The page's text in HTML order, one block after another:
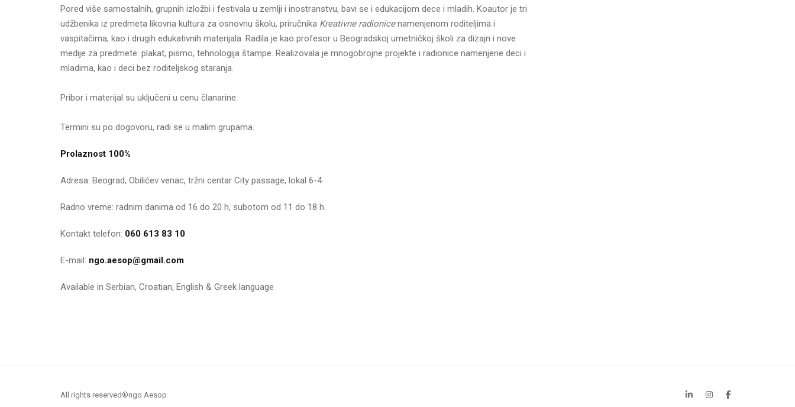
Pored više samostalnih, grupnih izložbi i festivala u zemlji i inostranstvu, bavi se i edukacijom dece i mladih. Koautor je tri
udžbenika iz predmeta likovna kultura za osnovnu školu, priručnika Kreativne radionicenamenjenom roditeljima i
vaspitačima, kao i drugih edukativnih materijala. Radila je kao profesor u Beogradskoj umetničkoj školi za dizajn i nove
medije za predmete: plakat, pismo, tehnologija štampe. Realizovala je mnogobrojne projekte i radionice namenjene deci i
mladima, kao i deci bez roditeljskog staranja.
Pribor i materijal su uključeni u cenu članarine.
Termini su po dogovoru, radi se u malim grupama.
Prolaznost 100%
Adresa: Beograd, Obilićev venac, tržni centar City passage, lokal 6-4
Radno vreme: radnim danima od 16 do 20 h, subotom od 11 do 18 h.
Kontakt telefon: 060 613 83 10
E-mail: ngo.aesop@gmail.com
Available in Serbian, Croatian, English & Greek language
All rights reserved®ngo Aesop